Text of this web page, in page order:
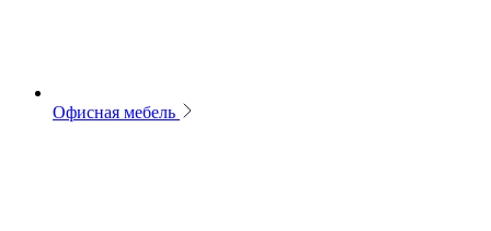
Офисная мебель